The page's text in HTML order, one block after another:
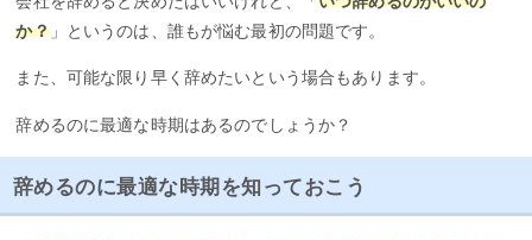
か？」というのは、誰もが悩む最初の問題です。
また、可能な限り早く辞めたいという場合もあります。
辞めるのに最適な時期はあるのでしょうか？
辞めるのに最適な時期を知っておこう